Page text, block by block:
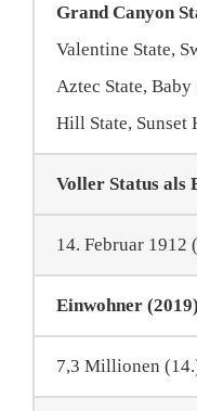
Grand Canyon
Valentine State,
Aztec State,
Hill State, Sunset
Voller Status als
14. Februar 1912
Einwohner (2019)
7,3 Millionen